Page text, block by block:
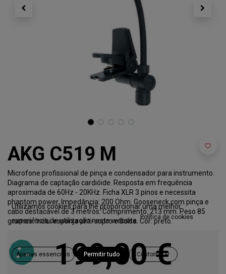
AKG C519 M
Microfone profissional de pinça e condensador para instrumento.
Diagrama de captação cardióide. Resposta em frequência
aproximada de 60Hz - 20KHz. Ficha XLR 3 pinos e necessita
phantom power. Impedância: 200 Ohm. Gooseneck com pinça e
cabo destacável de 3 metros. Comprimento: 213 mm. Peso 85
gramas. Inclui esponja anti-sopro e bolsa. Cor: preto.
199,00€
Utilizamos cookies para lhe proporcionar uma melhor
experiência de utilização neste website. Política de cookies
Apenas essenciais Permitir tudo Customizar